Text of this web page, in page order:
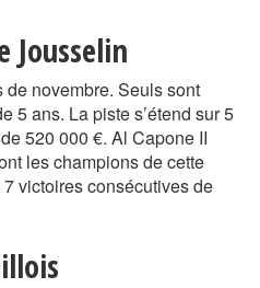
Jousselin
novembre. Seuls sont
5 ans. La piste s’étend sur 5
520 000 €. Al Capone II
les champions de cette
victoires consécutives de